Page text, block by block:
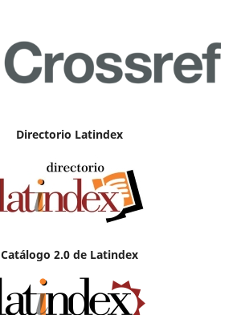
Directorio Latindex
Catálogo 2.0 de Latindex